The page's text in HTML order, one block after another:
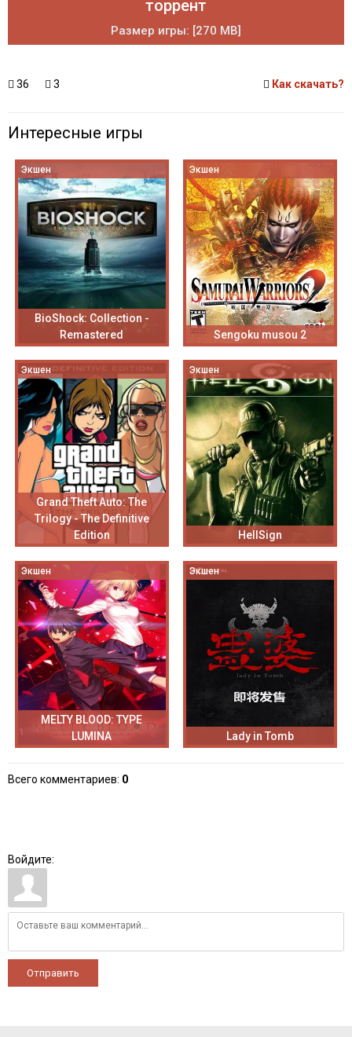
торрент
Размер игры: [270 MB]
36 3 Как скачать?
Интересные игры
Экшен
BioShock: Collection -
Remastered
Экшен
Sengoku musou 2
Экшен
Grand Theft Auto: The
Trilogy - The Definitive
Edition
Экшен
HellSign
Экшен
MELTY BLOOD: TYPE
LUMINA
Экшен
Lady in Tomb
Всего комментариев: 0
Войдите:
Отправить